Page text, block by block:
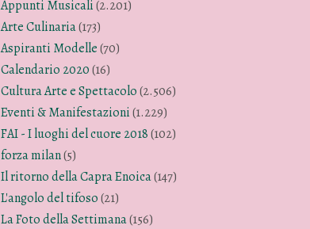
Appunti Musicali(2.201)
Arte Culinaria(173)
Aspiranti Modelle(70)
Calendario 2020(16)
Cultura Arte e Spettacolo(2.506)
Eventi & Manifestazioni(1.229)
FAI - I luoghi del cuore 2018(102)
forza milan(5)
Il ritorno della Capra Enoica(147)
L'angolo del tifoso(21)
La Foto della Settimana(156)